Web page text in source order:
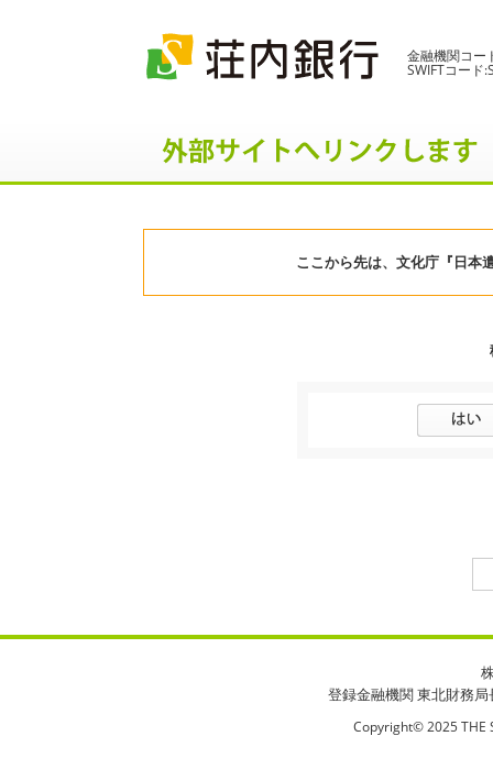
金融機関コー
SWIFTコード
ここから先は、文化庁『日本
登録金融機関 東北財務
Copyright© 2025 THE